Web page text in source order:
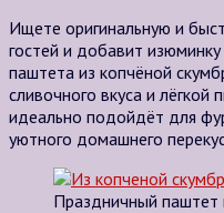
Ищете оригинальную и
гостей и добавит
паштета из копчёной
сливочного вкуса и лёгкой
идеально подойдёт для
уютного домашнего
Праздничный паштет